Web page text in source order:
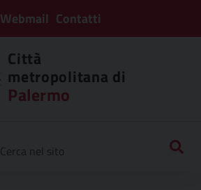
Webmail Contatti
Città
metropolitana di
Palermo